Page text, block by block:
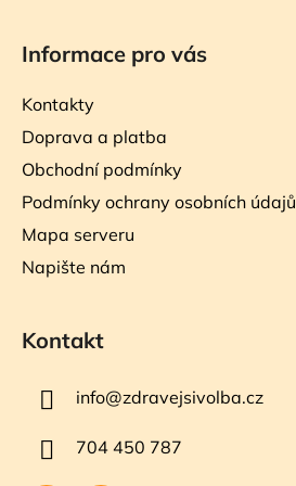
Informace pro vás
Kontakty
Doprava a platba
Obchodní podmínky
Podmínky ochrany osobních údajů
Mapa serveru
Napište nám
Kontakt
info@zdravejsivolba.cz
704 450 787